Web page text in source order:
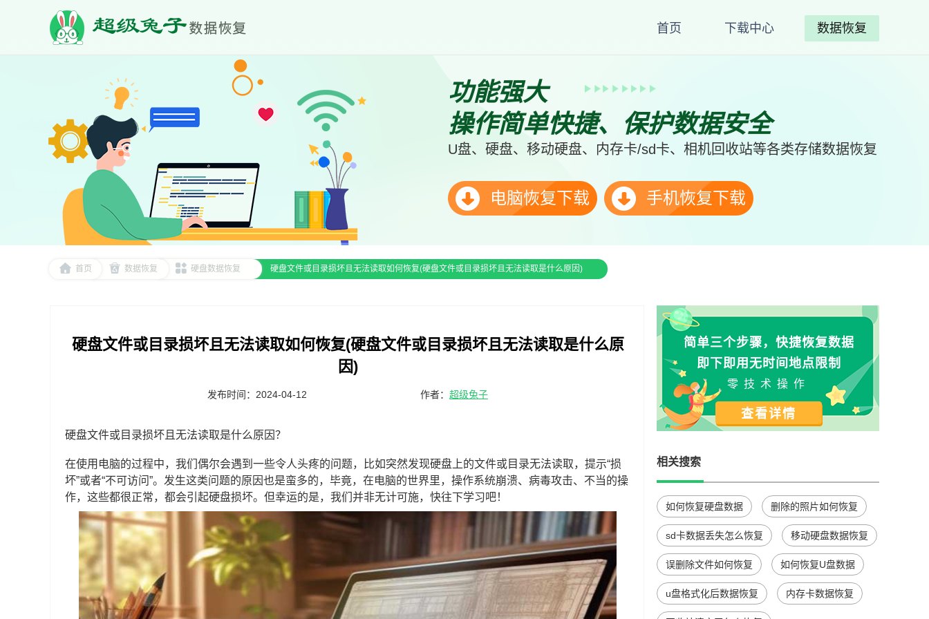
首页 下载中心 数据恢复
功能强大
操作简单快捷、保护数据安全
U盘、硬盘、移动硬盘、内存卡/sd卡、相机回收站等各类存储数据恢复
电脑恢复下载 手机恢复下载
首页 数据恢复 硬盘数据恢复 硬盘文件或目录损坏且无法读取如何恢复(硬盘文件或目录损坏且无法读取是什么原因)
硬盘文件或目录损坏且无法读取如何恢复(硬盘文件或目录损坏且无法读取是什么原
因)
发布时间：2024-04-12 作者： 超级兔子
硬盘文件或目录损坏且无法读取是什么原因？
在使用电脑的过程中，我们偶尔会遇到一些令人头疼的问题，比如突然发现硬盘上的文件或目录无法读取，提示“损
坏”或者“不可访问”。发生这类问题的原因也是蛮多的，毕竟，在电脑的世界里，操作系统崩溃、病毒攻击、不当的操
作，这些都很正常，都会引起硬盘损坏。但幸运的是，我们并非无计可施，快往下学习吧！
简单三个步骤，快捷恢复数据
即下即用无时间地点限制
零技术操作
查看详情
相关搜索
如何恢复硬盘数据 删除的照片如何恢复
sd卡数据丢失怎么恢复 移动硬盘数据恢复
误删除文件如何恢复 如何恢复U盘数据
u盘格式化后数据恢复 内存卡数据恢复